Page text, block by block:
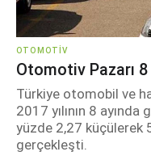
OTOMOTIV
Otomotiv Pazarı
Türkiye otomobil ve
2017 yılının 8 ayında
yüzde 2,27 küçülerek
gerçekleşti.